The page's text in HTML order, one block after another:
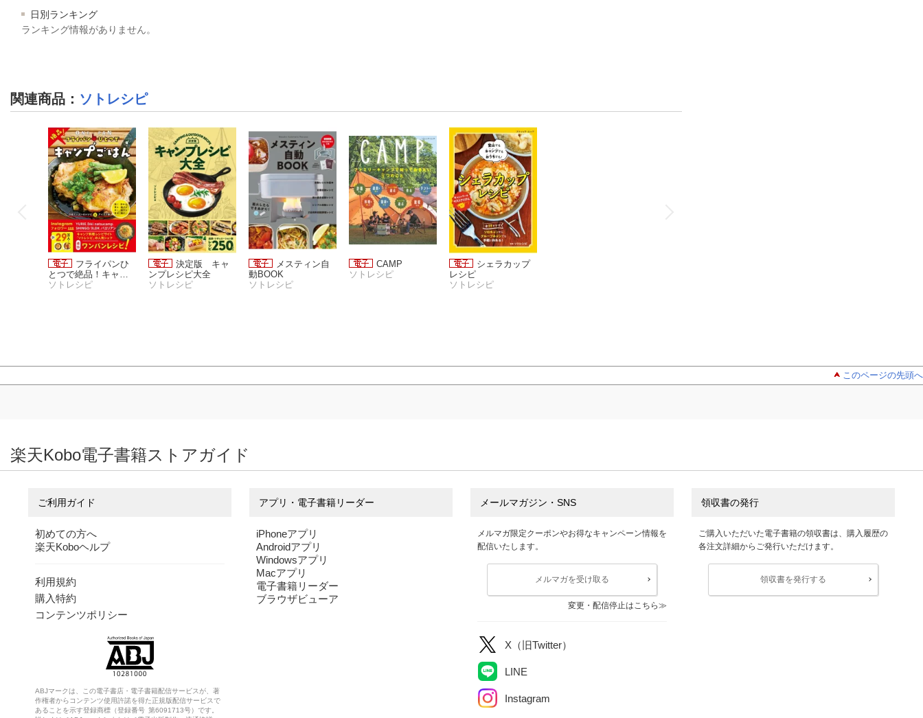
日別ランキング
ランキング情報がありません。
関連商品 ： ソトレシピ
フライパンひ
とつで絶品！キャン
プごはん
ソトレシピ
決定版 キャ
ンプレシピ大全
ソトレシピ
メスティン自
動BOOK
ソトレシピ
CAMP
ソトレシピ
シェラカップ
レシピ
ソトレシピ
とつで絶品！キャン
プごはん
ソトレシピ
ンプレシピ大全
ソトレシピ
このページの先頭へ
楽天Kobo電子書籍ストアガイド
ご利用ガイド
初めての方へ
楽天Koboヘルプ
利用規約
購入特約
コンテンツポリシー
ABJマークは、この電子書店・電子書籍配信サービスが、著
作権者からコンテンツ使用許諾を得た正規版配信サービスで
あることを示す登録商標（登録番号 第6091713号）です。
アプリ・電子書籍リーダー
iPhoneアプリ
Androidアプリ
Windowsアプリ
Macアプリ
電子書籍リーダー
ブラウザビューア
メールマガジン・SNS
メルマガ限定クーポンやお得なキャンペーン情報を
配信いたします。
メルマガを受け取る
変更・配信停止はこちら
X（旧Twitter）
LINE
Instagram
領収書の発行
ご購入いただいた電子書籍の領収書は、購入履歴の
各注文詳細からご発行いただけます。
領収書を発行する